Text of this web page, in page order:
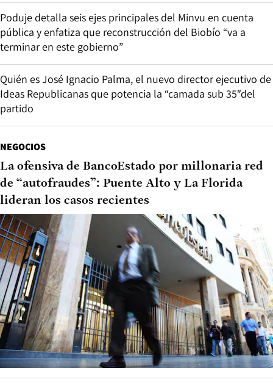
Poduje detalla seis ejes principales del Minvu en cuenta
pública y enfatiza que reconstrucción del Biobío “va a
terminar en este gobierno”
Quién es José Ignacio Palma, el nuevo director ejecutivo de
Ideas Republicanas que potencia la “camada sub 35″del
partido
NEGOCIOS
La ofensiva de BancoEstado por millonaria red
de “autofraudes”: Puente Alto y La Florida
lideran los casos recientes